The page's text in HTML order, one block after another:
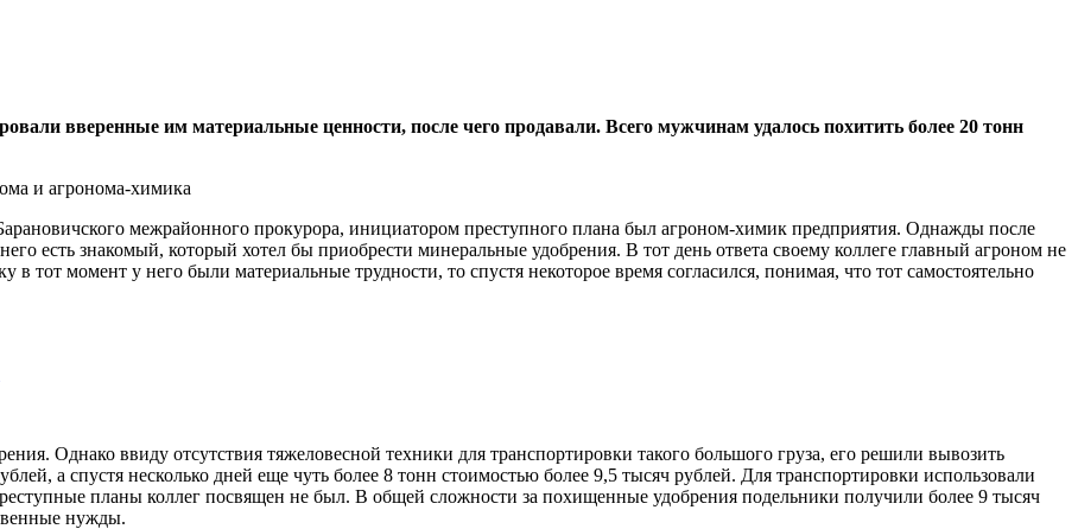
вверенные им материальные ценности, после чего продавали. Всего мужчинам удалось похитить более 20 тонн
межрайонного прокурора, инициатором преступного плана был агроном-химик предприятия. Однажды после
есть знакомый, который хотел бы приобрести минеральные удобрения. В тот день ответа своему коллеге главный агроном не
тот момент у него были материальные трудности, то спустя некоторое время согласился, понимая, что тот самостоятельно
Однако ввиду отсутствия тяжеловесной техники для транспортировки такого большого груза, его решили вывозить
а спустя несколько дней еще чуть более 8 тонн стоимостью более 9,5 тысяч рублей. Для транспортировки использовали
планы коллег посвящен не был. В общей сложности за похищенные удобрения подельники получили более 9 тысяч
нужды.